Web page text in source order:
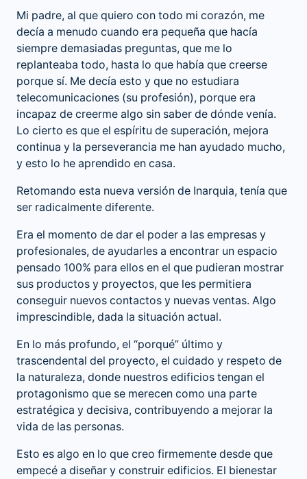
Mi padre, al que quiero con todo mi corazón, me
decía a menudo cuando era pequeña que hacía
siempre demasiadas preguntas, que me lo
replanteaba todo, hasta lo que había que creerse
porque sí. Me decía esto y que no estudiara
telecomunicaciones (su profesión), porque era
incapaz de creerme algo sin saber de dónde venía.
Lo cierto es que el espíritu de superación, mejora
continua y la perseverancia me han ayudado mucho,
y esto lo he aprendido en casa.
Retomando esta nueva versión de Inarquia, tenía que
ser radicalmente diferente.
Era el momento de dar el poder a las empresas y
profesionales, de ayudarles a encontrar un espacio
pensado 100% para ellos en el que pudieran mostrar
sus productos y proyectos, que les permitiera
conseguir nuevos contactos y nuevas ventas. Algo
imprescindible, dada la situación actual.
En lo más profundo, el “porqué” último y
trascendental del proyecto, el cuidado y respeto de
la naturaleza, donde nuestros edificios tengan el
protagonismo que se merecen como una parte
estratégica y decisiva, contribuyendo a mejorar la
vida de las personas.
Esto es algo en lo que creo firmemente desde que
empecé a diseñar y construir edificios. El bienestar